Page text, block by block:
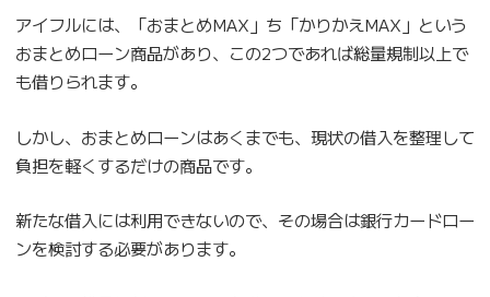
アイフルには、「おまとめMAX」ち「かりかえMAX」という
おまとめローン商品があり、この2つであれば総量規制以上で
も借りられます。
しかし、おまとめローンはあくまでも、現状の借入を整理して
負担を軽くするだけの商品です。
新たな借入には利用できないので、その場合は銀行カードロー
ンを検討する必要があります。